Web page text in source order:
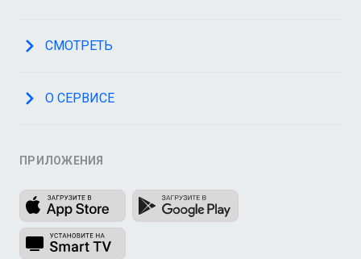
СМОТРЕТЬ
О СЕРВИСЕ
ПРИЛОЖЕНИЯ